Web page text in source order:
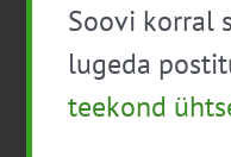
Soovi korral
lugeda
teekond